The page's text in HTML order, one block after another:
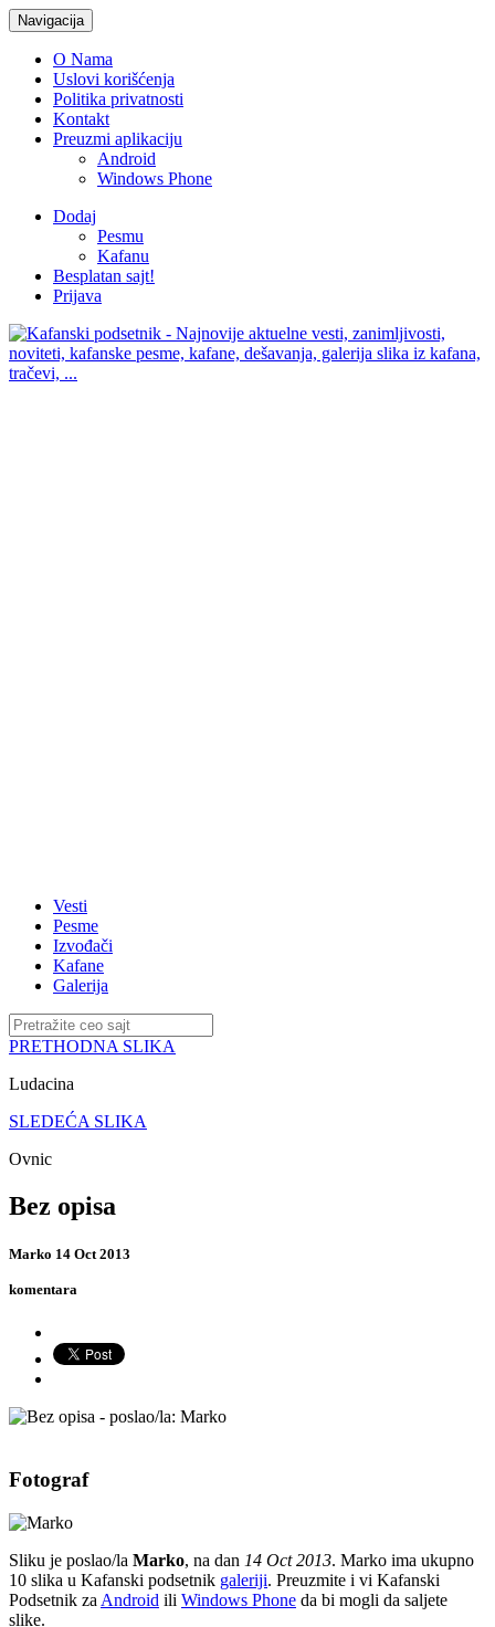
Navigacija
O Nama
Uslovi korišćenja
Politika privatnosti
Kontakt
Preuzmi aplikaciju
Android
Windows Phone
Dodaj
Pesmu
Kafanu
Besplatan sajt!
Prijava
Vesti
Pesme
Izvođači
Kafane
Galerija
PRETHODNA SLIKA
Ludacina
SLEDEĆA SLIKA
Ovnic
Bez opisa
Marko 14 Oct 2013
komentara
Fotograf
Sliku je poslao/la Marko, na dan 14 Oct 2013. Marko ima ukupno
10 slika u Kafanski podsetnik galeriji. Preuzmite i vi Kafanski
Podsetnik za Android ili Windows Phone da bi mogli da saljete
slike.